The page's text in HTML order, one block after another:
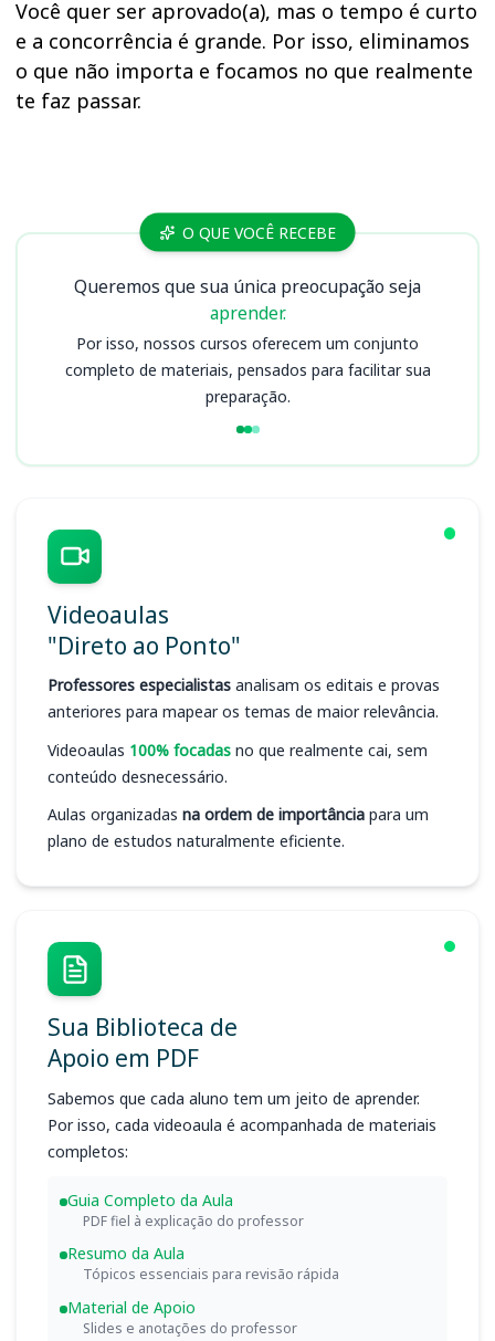
Você quer ser aprovado(a), mas o tempo é curto
e a concorrência é grande. Por isso, eliminamos
o que não importa e focamos no que realmente
te faz passar.
Cursos O QUE VOCÊ RECEBE
Queremos que sua única preocupação seja
aprender.
Por isso, nossos cursos oferecem um conjunto
completo de materiais, pensados para facilitar sua
preparação.
Videoaulas
"Direto ao Ponto"
Professores especialistas analisam os editais e provas
anteriores para mapear os temas de maior relevância.
Videoaulas 100% focadas no que realmente cai, sem
conteúdo desnecessário.
Aulas organizadas na ordem de importância para um
plano de estudos naturalmente eficiente.
Sua Biblioteca de
Apoio em PDF
Sabemos que cada aluno tem um jeito de aprender.
Por isso, cada videoaula é acompanhada de materiais
completos:
Guia Completo da Aula
PDF fiel à explicação do professor
Resumo da Aula
Tópicos essenciais para revisão rápida
Material de Apoio
Slides e anotações do professor